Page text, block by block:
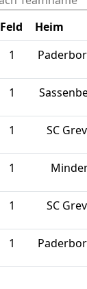
Feld Heim
1
1
1 SC
1
1 SC
1